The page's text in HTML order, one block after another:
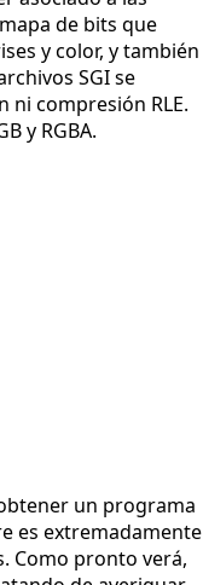
de bits que
y color, y también
SGI se
ni compresión RLE.
y RGBA.
un programa
es extremadamente
Como pronto verá,